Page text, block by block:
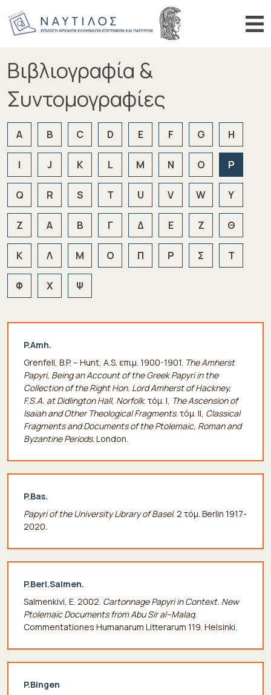
Αναζήτηση αριθμού
ΑΡΧΙΚΗ
ΠΕΡΙΗΓΗΣΗ
ΑΝΑΖΗΤΗΣΗ
ΒΙΒΛΙΟΓΡΑΦΙΑ
ΑΝΑΚΟΙΝΩΣΕΙΣ
Βιβλιογραφία &
Συντομογραφίες
A B C D E F G H
I J K L M N O P
Q R S T U V W Y
Z Α Β Γ Δ Ε Ζ Θ
Κ Λ Μ Ο Π Ρ Σ Τ
Φ Χ Ψ
P.Amh.
Grenfell, B.P. – Hunt, A.S. επιμ. 1900-1901. The Amherst
Papyri, Being an Account of the Greek Papyri in the
Collection of the Right Hon. Lord Amherst of Hackney,
F.S.A. at Didlington Hall, Norfolk. τόμ. I, The Ascension of
Isaiah and Other Theological Fragments. τόμ. II, Classical
Fragments and Documents of the Ptolemaic, Roman and
Byzantine Periods. London.
P.Bas.
Papyri of the University Library of Basel. 2 τόμ. Berlin 1917-
2020.
P.Berl.Salmen.
Salmenkivi, E. 2002. Cartonnage Papyri in Context. New
Ptolemaic Documents from Abu Sir al–Malaq.
Commentationes Humanarum Litterarum 119. Helsinki.
P.Bingen